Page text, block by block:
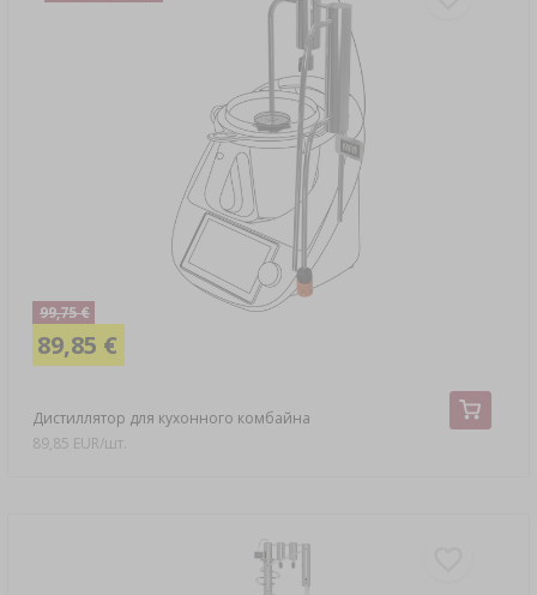
Дистиллятор для кухонного комбайна
99,75 €
89,85 €
89,85 EUR/шт.